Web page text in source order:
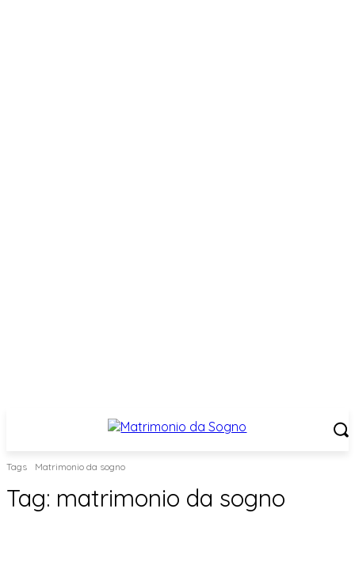
Tags Matrimonio da sogno
Tag: matrimonio da sogno